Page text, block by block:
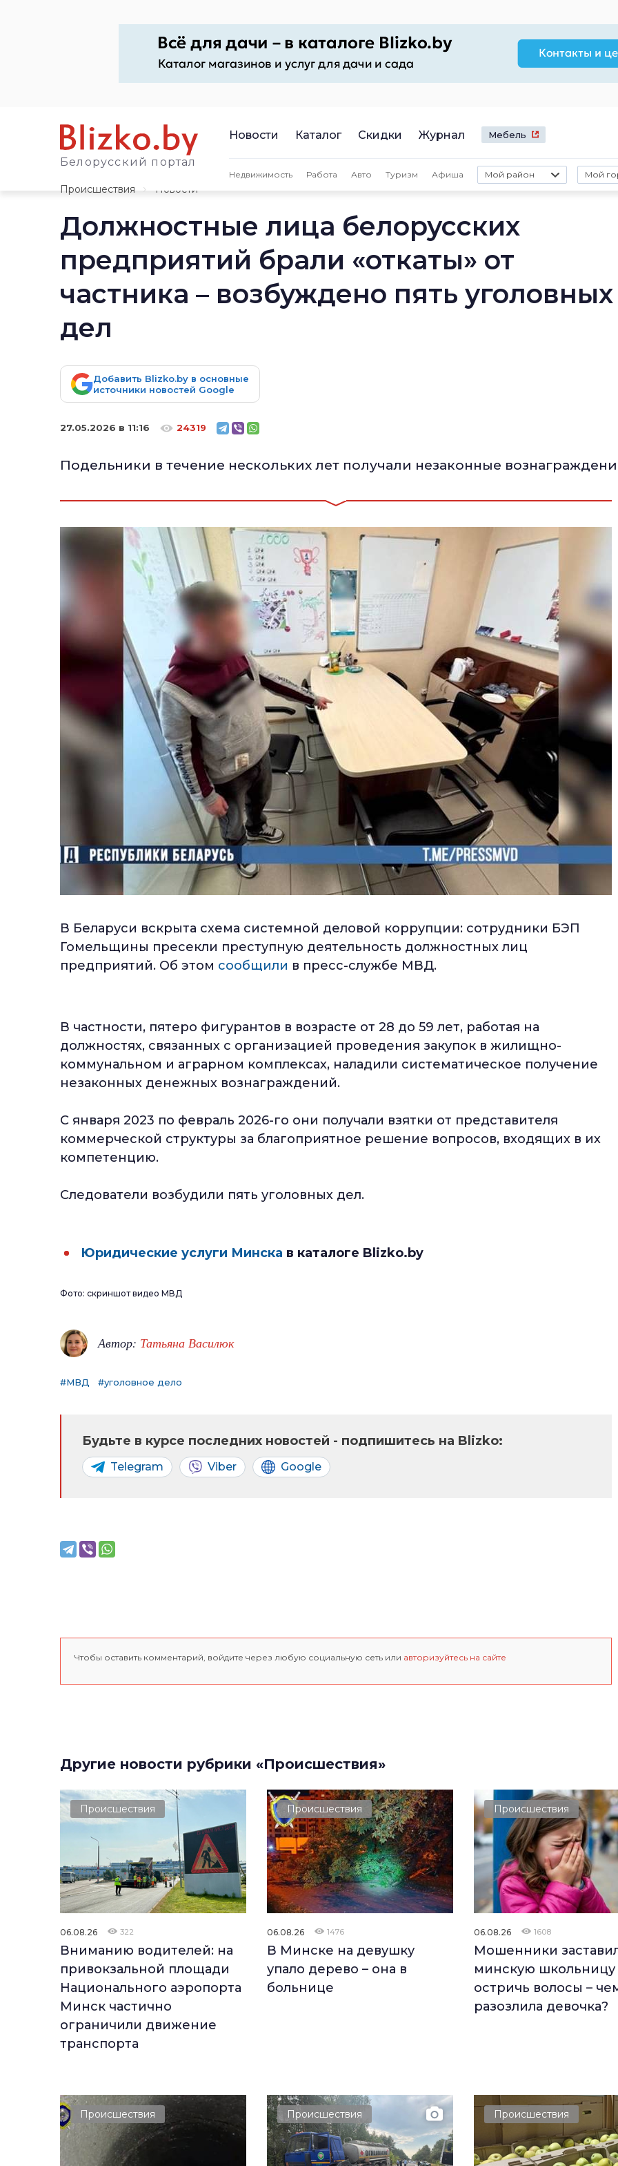
Белорусский портал
Новости Каталог Скидки Журнал Мебель
Недвижимость Работа Авто Туризм Афиша Мой район Мой
Происшествия Новости
Должностные лица белорусских
предприятий брали «откаты» от
частника – возбуждено пять уголовных
дел
Добавить Blizko.by в основные
источники новостей Google
27.05.2026 в 11:16 24319
Подельники в течение нескольких лет получали незаконные
В Беларуси вскрыта схема системной деловой коррупции: сотрудники БЭП
Гомельщины пресекли преступную деятельность должностных лиц
предприятий. Об этом сообщили в пресс-службе МВД.
В частности, пятеро фигурантов в возрасте от 28 до 59 лет, работая на
должностях, связанных с организацией проведения закупок в жилищно-
коммунальном и аграрном комплексах, наладили систематическое получение
незаконных денежных вознаграждений.
С января 2023 по февраль 2026-го они получали взятки от представителя
коммерческой структуры за благоприятное решение вопросов, входящих в их
компетенцию.
Следователи возбудили пять уголовных дел.
Юридические услуги Минска в каталоге Blizko.by
Фото: скриншот видео МВД
Автор: Татьяна Василюк
#МВД #уголовное дело
Будьте в курсе последних новостей - подпишитесь на Blizko:
Telegram Viber Google
Чтобы оставить комментарий, войдите через любую социальную сеть или авторизуйтесь на сайте
Другие новости рубрики «Происшествия»
Происшествия
06.08.26 322
Вниманию водителей: на
привокзальной площади
Национального аэропорта
Минск частично
ограничили движение
транспорта
Происшествия
06.08.26 1476
В Минске на девушку
упало дерево – она в
больнице
Происшествия
06.08.26 1608
Мошенники
минскую школьницу
остричь волосы –
разозлила девочка?
Происшествия Происшествия Происшествия